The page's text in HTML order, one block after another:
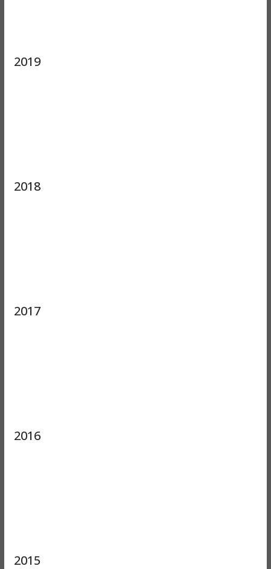
2019
2018
2017
2016
2015